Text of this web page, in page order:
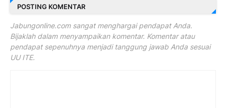
POSTING KOMENTAR
Jabungonline.com sangat menghargai pendapat Anda.
Bijaklah dalam menyampaikan komentar. Komentar atau
pendapat sepenuhnya menjadi tanggung jawab Anda sesuai
UU ITE.